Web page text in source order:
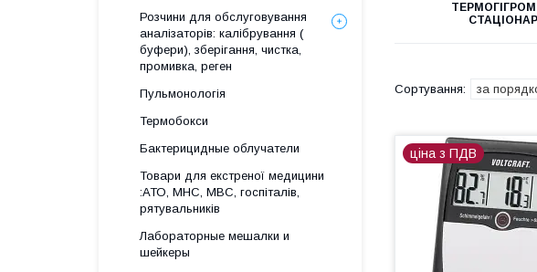
ціна з ПДВ
Розчини для обслуговування
аналізаторів: калібрування (
буфери), зберігання, чистка,
промивка, реген
Пульмонологія
Термобокси
Бактерицидные облучатели
Товари для екстреної медицини
:АТО, МНС, МВС, госпіталів,
рятувальників
Лабораторные мешалки и
шейкеры